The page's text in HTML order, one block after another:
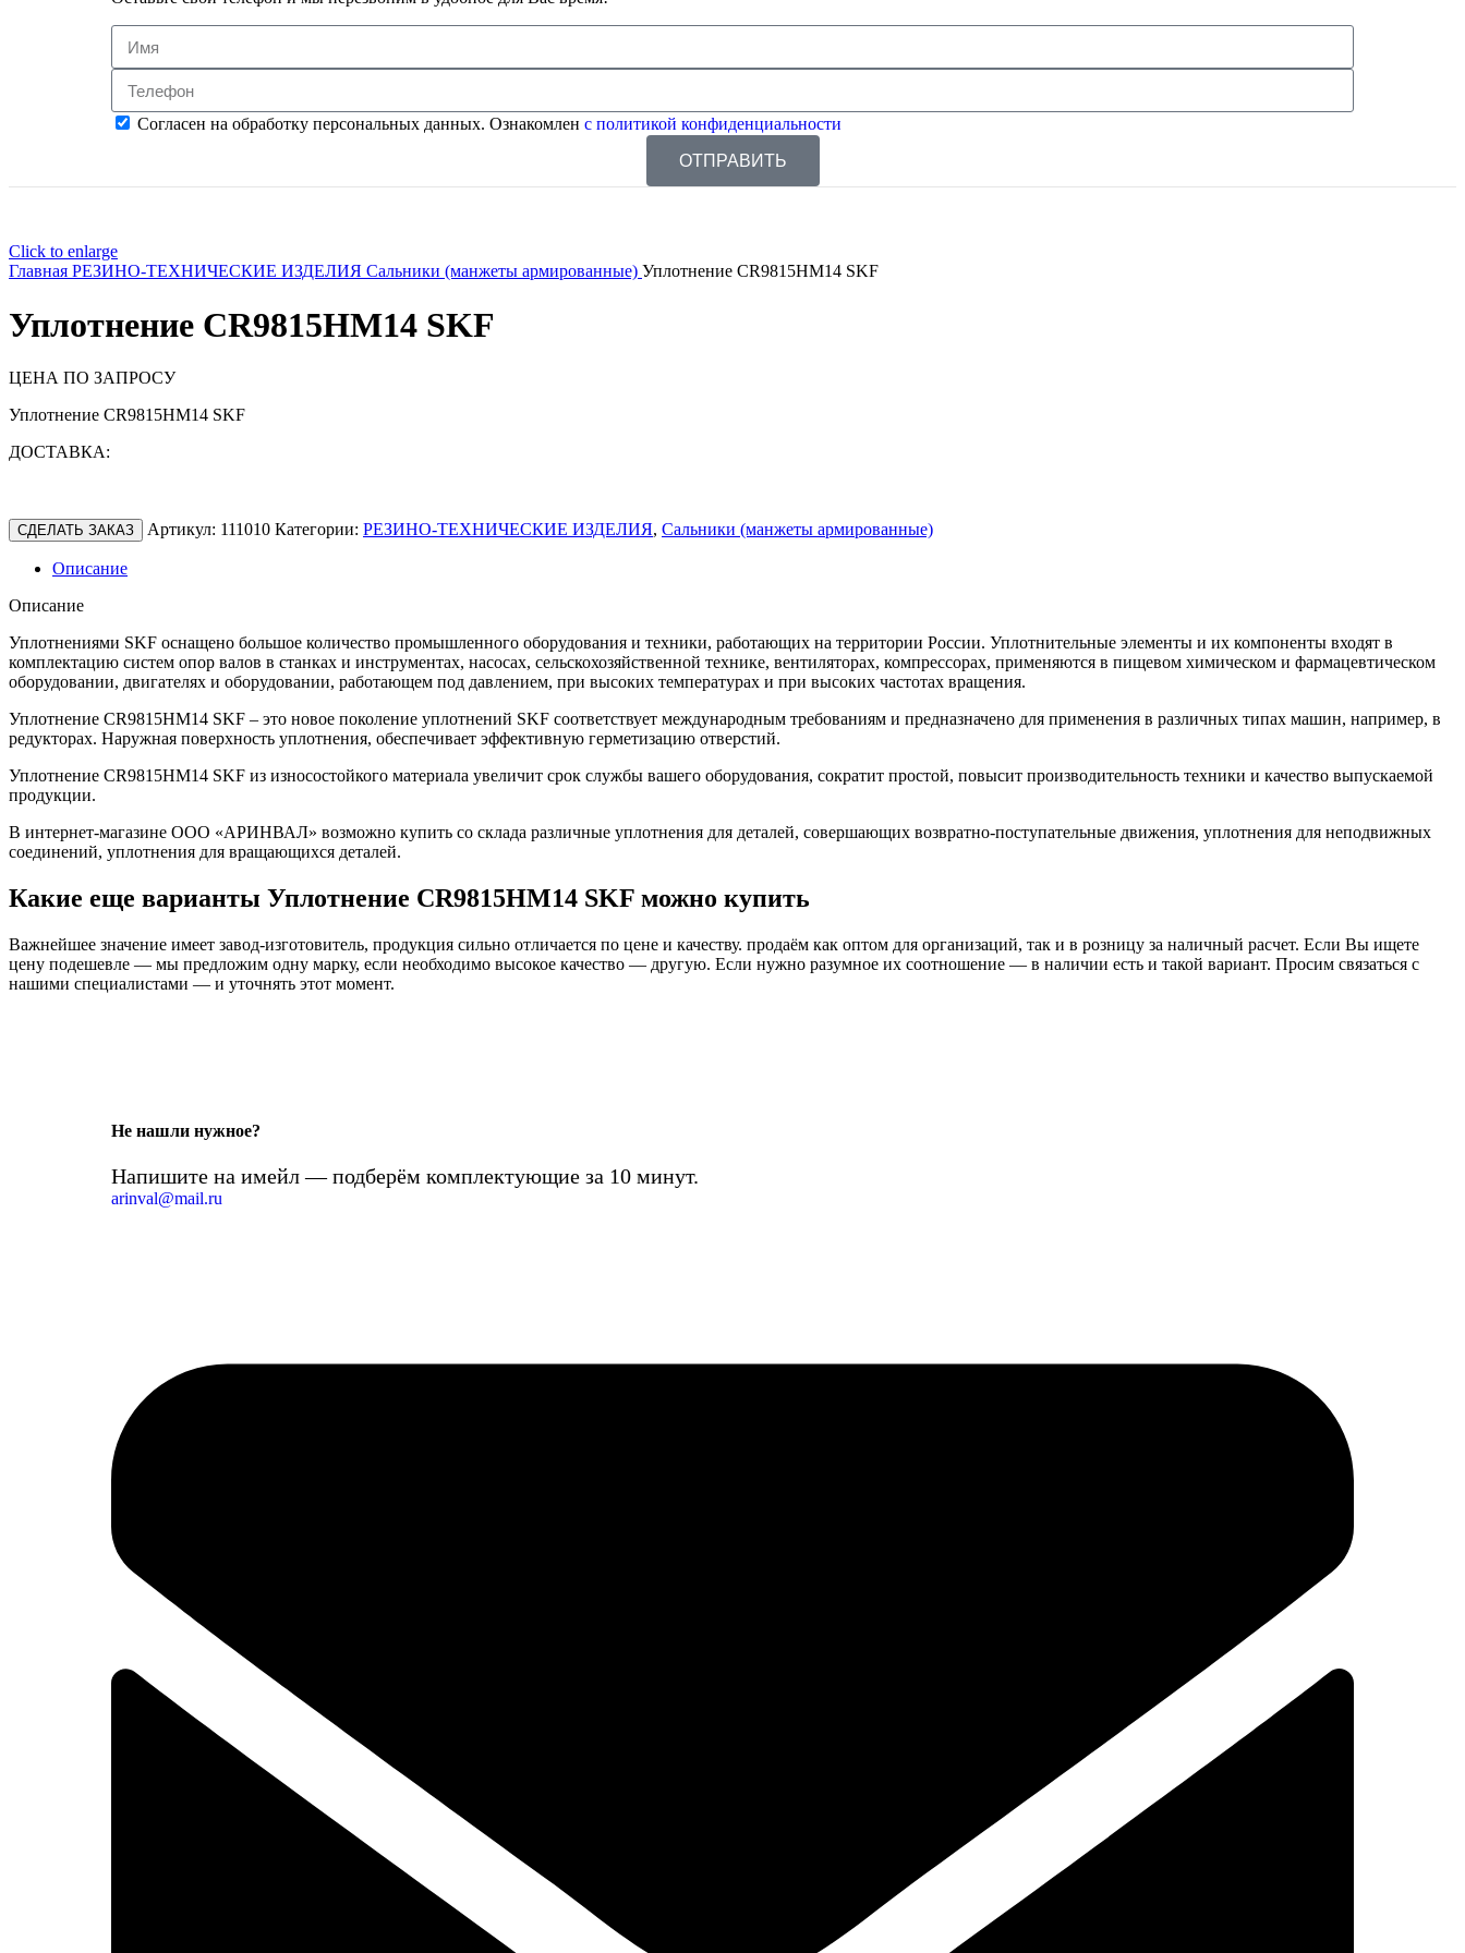
Согласен на обработку персональных данных. Ознакомлен с политикой конфиденциальности
ОТПРАВИТЬ
Click to enlarge
Главная РЕЗИНО-ТЕХНИЧЕСКИЕ ИЗДЕЛИЯ Сальники (манжеты армированные) Уплотнение CR9815HM14 SKF
Уплотнение CR9815HM14 SKF
ЦЕНА ПО ЗАПРОСУ
Уплотнение CR9815HM14 SKF
ДОСТАВКА:
СДЕЛАТЬ ЗАКАЗ Артикул: 111010 Категории: РЕЗИНО-ТЕХНИЧЕСКИЕ ИЗДЕЛИЯ, Сальники (манжеты армированные)
Описание
Описание
Уплотнениями SKF оснащено большое количество промышленного оборудования и техники, работающих на территории России. Уплотнительные элементы и их компоненты входят в
комплектацию систем опор валов в станках и инструментах, насосах, сельскохозяйственной технике, вентиляторах, компрессорах, применяются в пищевом химическом и фармацевтическом
оборудовании, двигателях и оборудовании, работающем под давлением, при высоких температурах и при высоких частотах вращения.
Уплотнение CR9815HM14 SKF – это новое поколение уплотнений SKF соответствует международным требованиям и предназначено для применения в различных типах машин, например, в
редукторах. Наружная поверхность уплотнения, обеспечивает эффективную герметизацию отверстий.
Уплотнение CR9815HM14 SKF из износостойкого материала увеличит срок службы вашего оборудования, сократит простой, повысит производительность техники и качество выпускаемой
продукции.
В интернет-магазине ООО «АРИНВАЛ» возможно купить со склада различные уплотнения для деталей, совершающих возвратно-поступательные движения, уплотнения для неподвижных
соединений, уплотнения для вращающихся деталей.
Какие еще варианты Уплотнение CR9815HM14 SKF можно купить
Важнейшее значение имеет завод-изготовитель, продукция сильно отличается по цене и качеству. продаём как оптом для организаций, так и в розницу за наличный расчет. Если Вы ищете
цену подешевле — мы предложим одну марку, если необходимо высокое качество — другую. Если нужно разумное их соотношение — в наличии есть и такой вариант. Просим связаться с
нашими специалистами — и уточнять этот момент.
Не нашли нужное?
Напишите на имейл — подберём комплектующие за 10 минут.
arinval@mail.ru